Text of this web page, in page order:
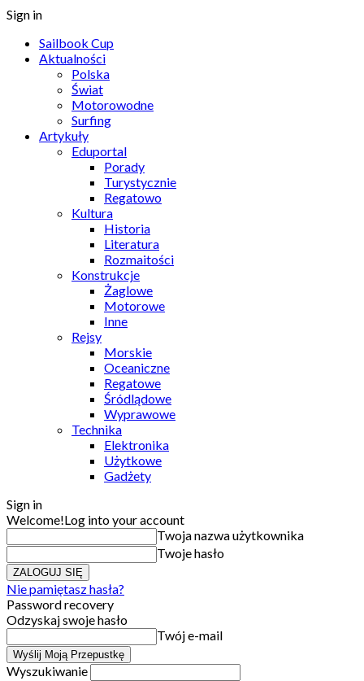
Sign in
Sailbook Cup
Aktualności
Polska
Świat
Motorowodne
Surfing
Artykuły
Eduportal
Porady
Turystycznie
Regatowo
Kultura
Historia
Literatura
Rozmaitości
Konstrukcje
Żaglowe
Motorowe
Inne
Rejsy
Morskie
Oceaniczne
Regatowe
Śródlądowe
Wyprawowe
Technika
Elektronika
Użytkowe
Gadżety
Sign in
Welcome!Log into your account
Twoja nazwa użytkownika
Twoje hasło
Nie pamiętasz hasła?
Password recovery
Odzyskaj swoje hasło
Twój e-mail
Wyszukiwanie